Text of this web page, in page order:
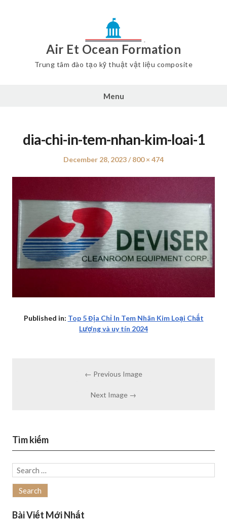
Air Et Ocean Formation
Trung tâm đào tạo kỹ thuật vật liệu composite
Menu
dia-chi-in-tem-nhan-kim-loai-1
Posted
December 28, 2023
Full
800 × 474
Published in: Top 5 Địa Chỉ In Tem Nhãn Kim Loại Chất
Lượng và uy tín 2024
← Previous Image
Next Image →
Tìm kiếm
Search
for:
Bài Viết Mới Nhất